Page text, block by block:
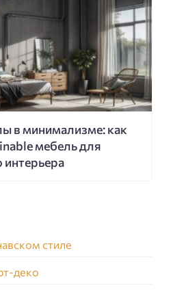
в минимализме: как
мебель для
стиле
деко